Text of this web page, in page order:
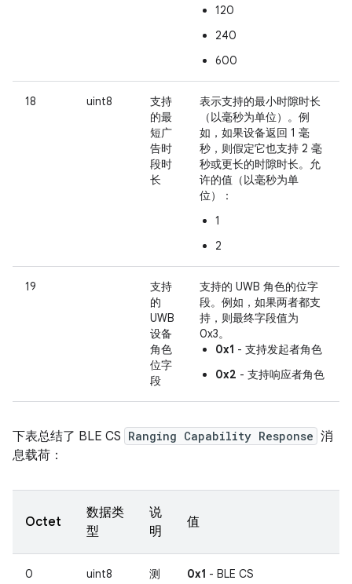
120
240
600
18 uint8
支持
的最
短广
告时
段时
长
表示支持的最小时隙时长
（以毫秒为单位）。例
如，如果设备返回 1 毫
秒，则假定它也支持 2 毫
秒或更长的时隙时长。允
许的值（以毫秒为单
位）：
1
2
19
支持
的
UWB
设备
角色
位字
段
支持的 UWB 角色的位字
段。例如，如果两者都支
持，则最终字段值为
0x3。
0x1 - 支持发起者角色
0x2 - 支持响应者角色
下表总结了 BLE CS Ranging Capability Response 消
息载荷：
Octet
数据类
型
说
明
值
0 uint8
测
0x1 - BLE CS